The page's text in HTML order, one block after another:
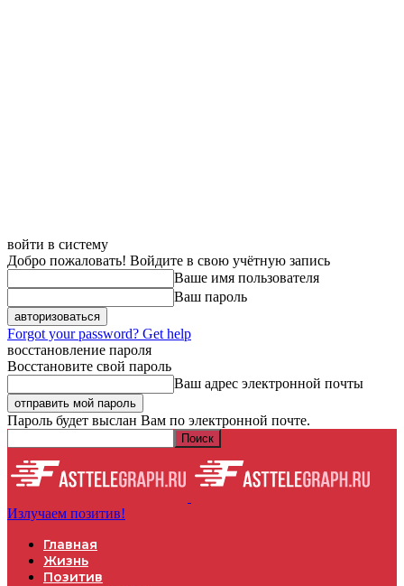
войти в систему
Добро пожаловать! Войдите в свою учётную запись
Ваше имя пользователя
Ваш пароль
Forgot your password? Get help
восстановление пароля
Восстановите свой пароль
Ваш адрес электронной почты
Пароль будет выслан Вам по электронной почте.
Излучаем позитив!
Главная
Жизнь
Позитив